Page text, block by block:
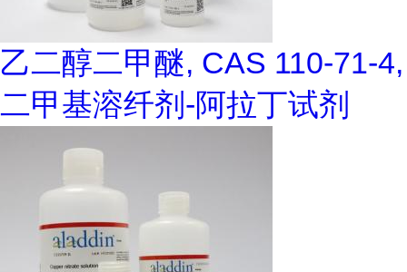
乙二醇二甲醚, CAS 110-71-4,
二甲基溶纤剂-阿拉丁试剂